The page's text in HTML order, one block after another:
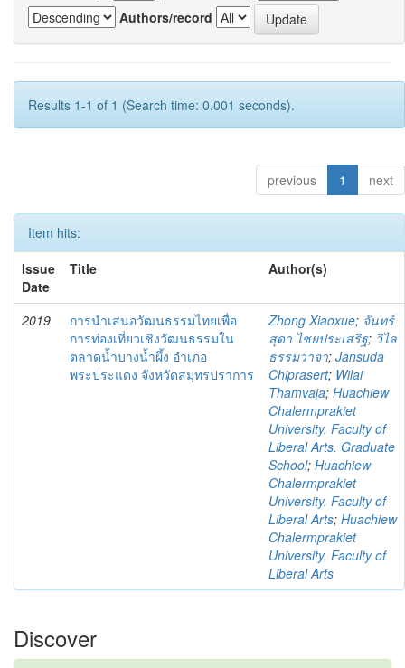
Authors/record
Results 1-1 of 1 (Search time: 0.001 seconds).
previous 1 next
Item hits:
Issue
Date
Title Author(s)
2019
การนำเสนอวัฒนธรรมไทยเพื่อ
การท่องเที่ยวเชิงวัฒนธรรมใน
ตลาดน้ำบางน้ำผึ้ง อำเภอ
พระประแดง จังหวัดสมุทรปราการ
Zhong Xiaoxue; จันทร์
สุดา ไชยประเสริฐ; วิไล
ธรรมวาจา; Jansuda
Chiprasert; Wilai
Thamvaja; Huachiew
Chalermprakiet
University. Faculty of
Liberal Arts. Graduate
School; Huachiew
Chalermprakiet
University. Faculty of
Liberal Arts; Huachiew
Chalermprakiet
University. Faculty of
Liberal Arts
Discover